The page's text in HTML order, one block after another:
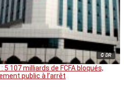
© DR
5 107 milliards de FCFA bloqués,
public à l’arrêt